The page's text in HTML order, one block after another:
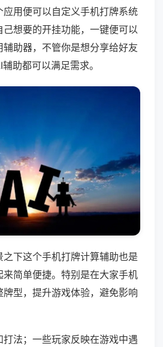
用便可以自定义手机打牌系统
想要的开挂功能，一键便可以
助器，不管你是想分享给好友
助都可以满足需求。
之下这个手机打牌计算辅助也是
来简单便捷。特别是在大家手机
型，提升游戏体验，避免影响
法；一些玩家反映在游戏中遇